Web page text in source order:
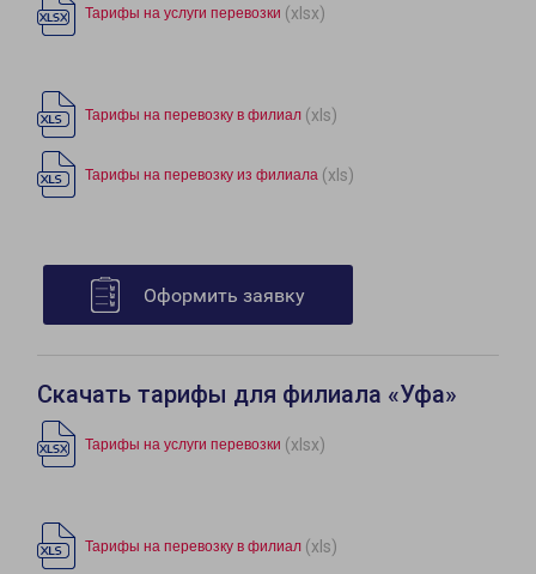
Тарифы на услуги перевозки (xlsx)
Тарифы на перевозку в филиал (xls)
Тарифы на перевозку из филиала (xls)
Оформить заявку
Скачать тарифы для филиала «Уфа»
Тарифы на услуги перевозки (xlsx)
Тарифы на перевозку в филиал (xls)